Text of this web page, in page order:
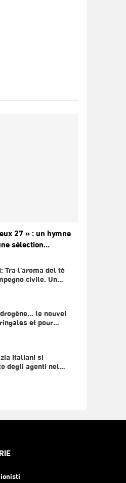
27 » : un hymne
sélection…
Tra l’aroma del tè
civile. Un…
le nouvel
et pour…
italiani si
degli agenti nel…